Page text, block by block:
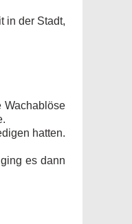
in der Stadt,
Wachablöse
hatten.
es dann